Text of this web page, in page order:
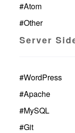
#Atom
#Other
Server
#WordPress
#Apache
#MySQL
#Git